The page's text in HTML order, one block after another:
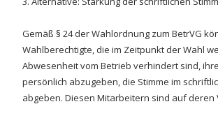
Gemäß § 24 der Wahlordnung zum BetrVG
Wahlberechtigte, die im Zeitpunkt der Wahl
Abwesenheit vom Betrieb verhindert sind,
persönlich abzugeben, die Stimme im
abgeben. Diesen Mitarbeitern sind auf deren